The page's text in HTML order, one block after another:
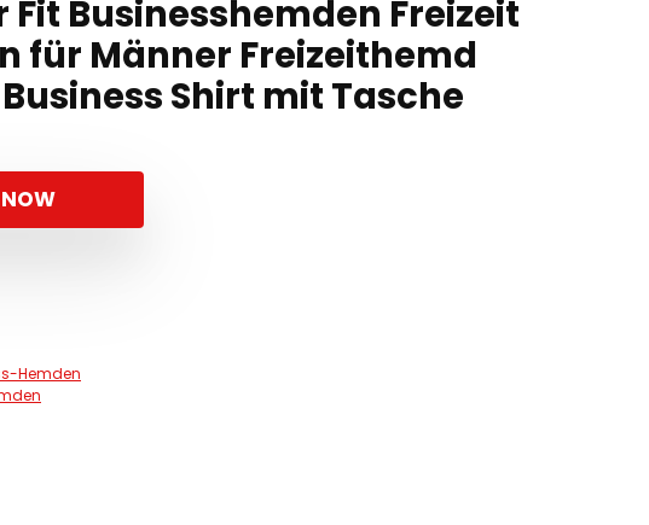
Fit Businesshemden Freizeit
für Männer Freizeithemd
Shirt mit Tasche
Hemden